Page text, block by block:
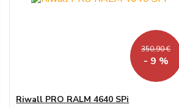
350,90 €
- 9 %
Riwall PRO RALM 4640 SPi